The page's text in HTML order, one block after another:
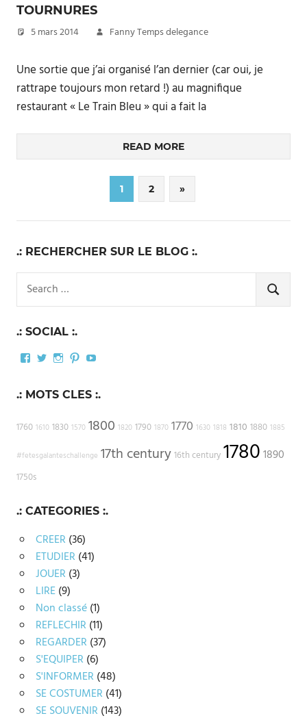
TOURNURES
5 mars 2014 Fanny Temps delegance
Une sortie que j’ai organisé l’an dernier (car oui, je
rattrape toujours mon retard !) au magnifique
restaurant « Le Train Bleu » qui a fait la
READ MORE
des
publications
1 2
Next
Posts
»
.: RECHERCHER SUR LE BLOG :.
for:
SEARCH
.: SOCIAL :.
Facebook
TwitterInstagram
PinterestYouTube
.: MOTS CLES :.
1760 1610 1830 1570 1800 1820 1790 1870 1770 1630 1818 1810 1880 1885
#fetesgalanteschallenge 17th century 16th century 17801890
1750s
.: CATEGORIES :.
CREER (36)
ETUDIER (41)
JOUER (3)
LIRE(9)
Non classé(1)
REFLECHIR (11)
REGARDER (37)
S'EQUIPER (6)
S'INFORMER (48)
SE COSTUMER (41)
SE SOUVENIR (143)